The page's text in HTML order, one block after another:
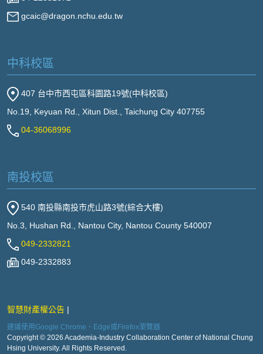
gcaic@dragon.nchu.edu.tw
中科校區
407 台中市西屯區科園路19號(中科校區)
No.19, Keyuan Rd., Xitun Dist., Taichung City 407755
04-36068996
南投校區
540 南投縣南投市虎山路3號(綜合大樓)
No.3, Hushan Rd., Nantou City, Nantou County 540007
049-2332821
049-2332883
智慧財產權公告
建議使用Google Chrome、Edge或Firefox瀏覽器
Copyright © 2026 Academia-Industry Collaboration Center of National Chung
Hsing University. All Rights Reserved.